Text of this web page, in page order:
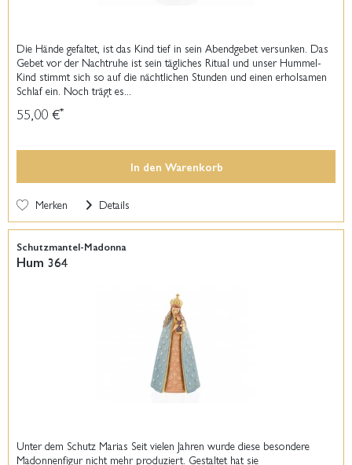
Die Hände gefaltet, ist das Kind tief in sein Abendgebet versunken. Das
Gebet vor der Nachtruhe ist sein tägliches Ritual und unser Hummel-
Kind stimmt sich so auf die nächtlichen Stunden und einen erholsamen
Schlaf ein. Noch trägt es...
55,00 €*
In den Warenkorb
Merken Details
Schutzmantel-Madonna
Hum 364
Unter dem Schutz Marias Seit vielen Jahren wurde diese besondere
Madonnenfigur nicht mehr produziert. Gestaltet hat sie